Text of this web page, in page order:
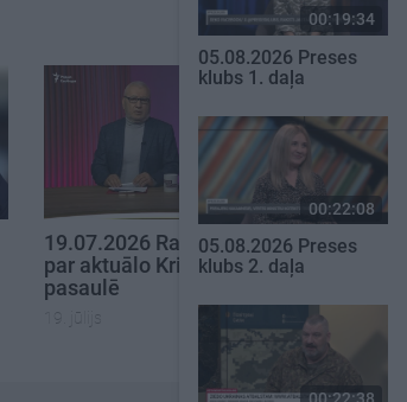
19.07.2026 Radio Svoboda:
par aktuālo Krievijā un
pasaulē
19. jūlijs
00:19:34
05.08.2026 Preses
klubs 1. daļa
00:22:08
05.08.2026 Preses
klubs 2. daļa
00:22:38